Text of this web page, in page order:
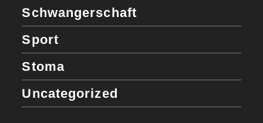
Schwangerschaft
Sport
Stoma
Uncategorized